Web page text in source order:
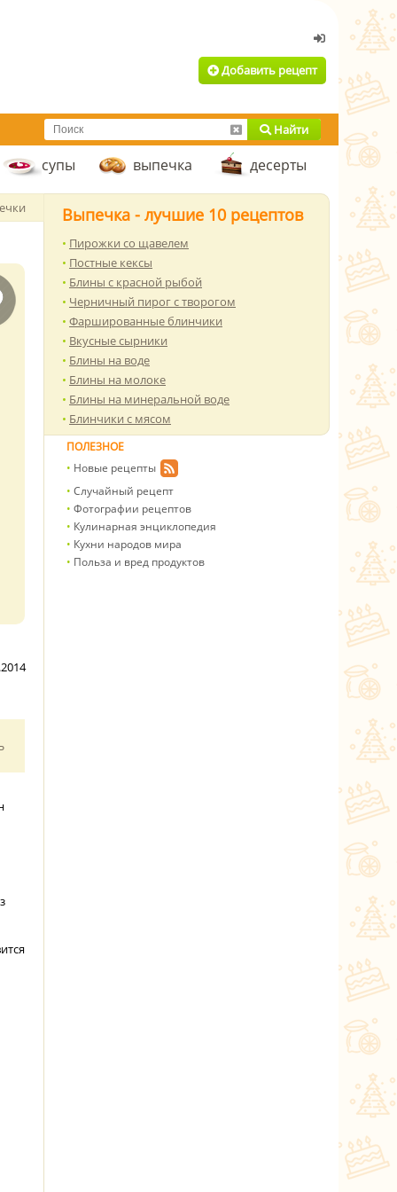
Добавить рецепт
Найти
супы выпечка десерты
Выпечка - лучшие 10 рецептов
Пирожки со щавелем
Постные кексы
Блины с красной рыбой
Черничный пирог с творогом
Фаршированные блинчики
Вкусные сырники
Блины на воде
Блины на молоке
Блины на минеральной воде
Блинчики с мясом
ПОЛЕЗНОЕ
Новые рецепты
Случайный рецепт
Фотографии рецептов
Кулинарная энциклопедия
Кухни народов мира
Польза и вред продуктов